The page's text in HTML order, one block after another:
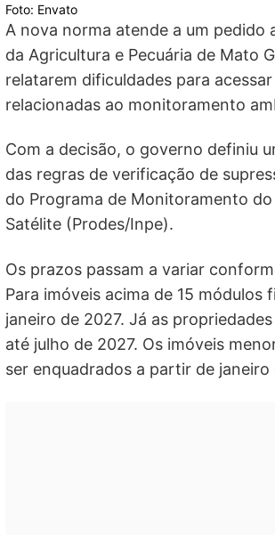
Foto: Envato
A nova norma atende a um pedido
da Agricultura e Pecuária de Mato
relatarem dificuldades para
relacionadas ao monitoramento
Com a decisão, o governo definiu
das regras de verificação de
do Programa de Monitoramento
Satélite (Prodes/Inpe).
Os prazos passam a variar
Para imóveis acima de 15 módulos
janeiro de 2027. Já as
até julho de 2027. Os imóveis
ser enquadrados a partir de janeiro